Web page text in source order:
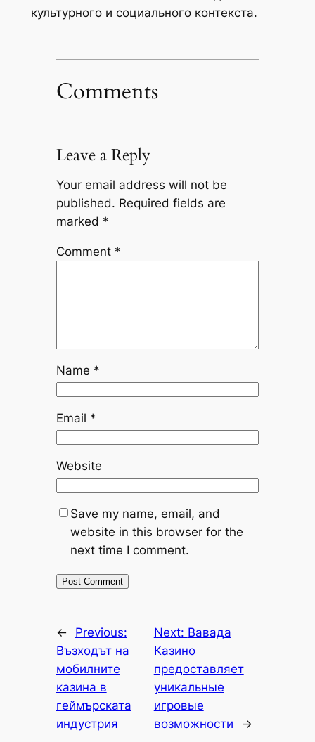
культурного и социального контекста.
Comments
Leave a Reply
Your email address will not be
published. Required fields are
marked *
Comment *
Name *
Email *
Website
Save my name, email, and
website in this browser for the
next time I comment.
←
Previous:
Възходът на
мобилните
казина в
геймърската
индустрия
Next: Вавада
Казино
предоставляет
уникальные
игровые
возможности
→